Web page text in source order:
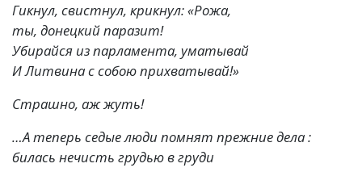
Гикнул, свистнул, крикнул: «Рожа,
ты, донецкий паразит!
Убирайся из парламента, уматывай
И Литвина с собою прихватывай!»
Страшно, аж жуть!
…А теперь седые люди помнят прежние дела :
билась нечисть грудью в груди